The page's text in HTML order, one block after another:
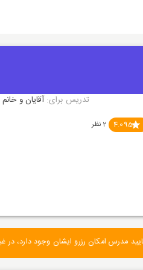
4.095
2 نظر
تدریس برای:آقایان و
امکان رزرو ایشان وجود دارد، در